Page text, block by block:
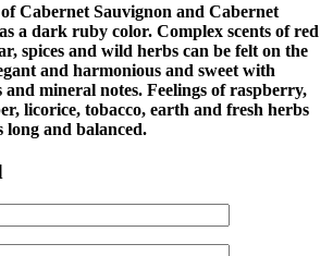
Cabernet Sauvignon and Cabernet
a dark ruby ​​color. Complex scents of red
spices and wild herbs can be felt on the
and harmonious and sweet with
mineral notes. Feelings of raspberry,
licorice, tobacco, earth and fresh herbs
long and balanced.